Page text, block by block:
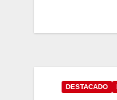
DESTACADO